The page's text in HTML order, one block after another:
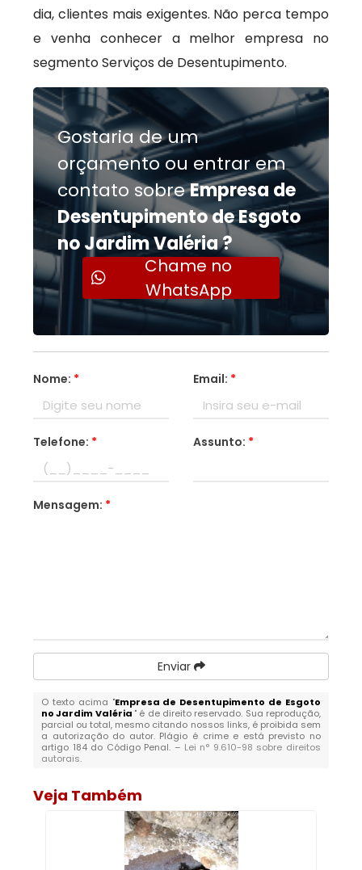
dia, clientes mais exigentes. Não perca tempo
e venha conhecer a melhor empresa no
segmento Serviços de Desentupimento.
Gostaria de um
orçamento ou entrar em
contato sobreEmpresa de
Desentupimento de Esgoto
no Jardim Valéria ?
Chame no
WhatsApp
Nome: * Email: *
Telefone: * Assunto: *
Mensagem: *
Enviar
O texto acima "Empresa de Desentupimento de Esgoto
no Jardim Valéria " é de direito reservado. Sua reprodução,
parcial ou total, mesmo citando nossos links, é proibida sem
a autorização do autor. Plágio é crime e está previsto no
artigo 184 do Código Penal. – Lei n° 9.610-98 sobre direitos
autorais.
Veja Também